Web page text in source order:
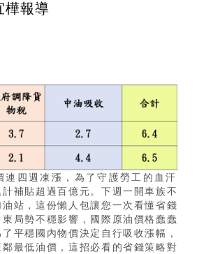
樺報導
連四週凍漲，為了守護勞工的血汗
補貼超過百億元。下週一開車族不
站，這份懶人包讓您一次看懂省錢
局勢不穩影響，國際原油價格蠢蠢
平穩國內物價決定自行吸收漲幅，
最低油價，這招必看的省錢策略對